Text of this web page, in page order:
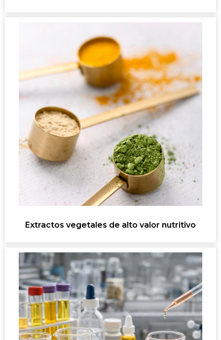
Extractos vegetales de alto valor nutritivo